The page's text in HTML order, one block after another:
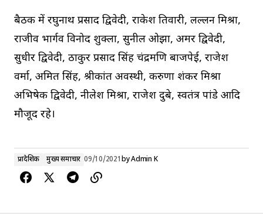
बैठक में रघुनाथ प्रसाद द्विवेदी, राकेश तिवारी, लल्लन मिश्रा,
राजीव भार्गव विनोद शुक्ला, सुनील ओझा, अमर द्विवेदी,
सुधीर द्विवेदी, ठाकुर प्रसाद सिंह चंद्रमणि बाजपेई, राजेश
वर्मा, अमित सिंह, श्रीकांत अवस्थी, करुणा शंकर मिश्रा
अभिषेक द्विवेदी, नीलेश मिश्रा, राजेश दुबे, स्वतंत्र पांडे आदि
मौजूद रहे।
प्रादेशिक मुख्य समाचार 09/10/2021byAdmin K